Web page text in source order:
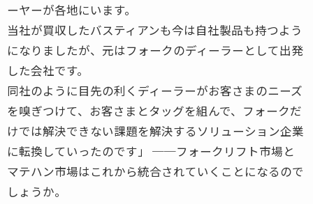
ーヤーが各地にいます。
当社が買収したバスティアンも今は自社製品も持つよう
になりましたが、元はフォークのディーラーとして出発
した会社です。
同社のように目先の利くディーラーがお客さまのニーズ
を嗅ぎつけて、お客さまとタッグを組んで、フォークだ
けでは解決できない課題を解決するソリューション企業
に転換していったのです」 ──フォークリフト市場と
マテハン市場はこれから統合されていくことになるので
しょうか。